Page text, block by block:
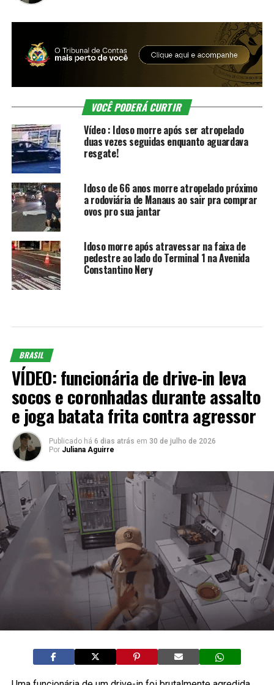
VOCÊ PODERÁ CURTIR
Vídeo : Idoso morre após ser atropelado
duas vezes seguidas enquanto aguardava
resgate!
Idoso de 66 anos morre atropelado próximo
a rodoviária de Manaus ao sair pra comprar
ovos pro sua jantar
Idoso morre após atravessar na faixa de
pedestre ao lado do Terminal 1 na Avenida
Constantino Nery
BRASIL
VÍDEO: funcionária de drive-in leva
socos e coronhadas durante assalto
e joga batata frita contra agressor
Publicado há 6 dias atrás em 30 de julho de 2026
Por Juliana Aguirre